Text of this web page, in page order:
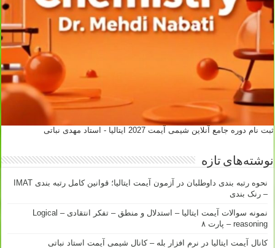
ثبت نام دوره جامع آنلاین شیمی آیمت 2027 ایتالیا - استاد مهدی نباتی
نوشته‌های تازه
نحوه رتبه بندی داوطلبان در آزمون آیمت ایتالیا؛ قوانین کامل رتبه بندی IMAT
– رنک بندی
نمونه سوالات آیمت ایتالیا – استدلال و منطق – تفکر انتقادی – Logical
reasoning – پارت ۸
کانال آیمت ایتالیا در نرم افزار بله – کانال شیمی آیمت استاد نباتی